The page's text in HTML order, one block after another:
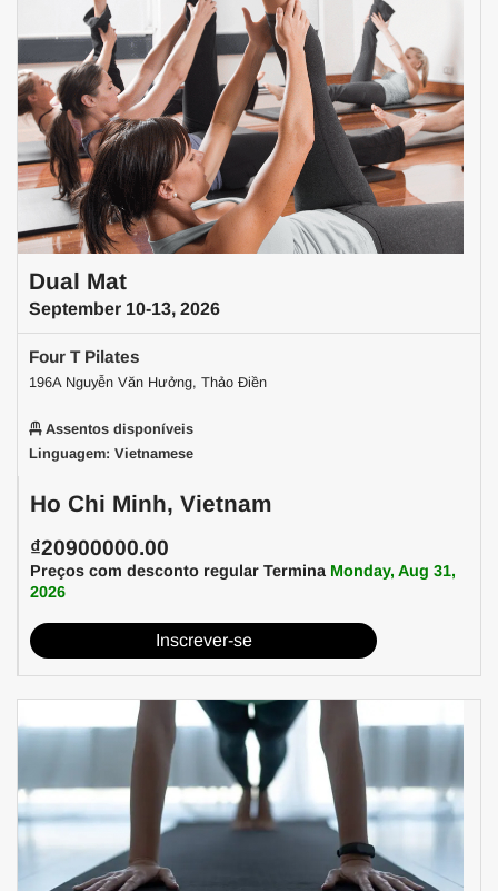
Dual Mat
September 10-13, 2026
Four T Pilates
196A Nguyễn Văn Hưởng, Thảo Điền
Assentos disponíveis
Linguagem: Vietnamese
Ho Chi Minh, Vietnam
₫20900000.00
Preços com desconto regular Termina Monday, Aug 31,
2026
Inscrever-se